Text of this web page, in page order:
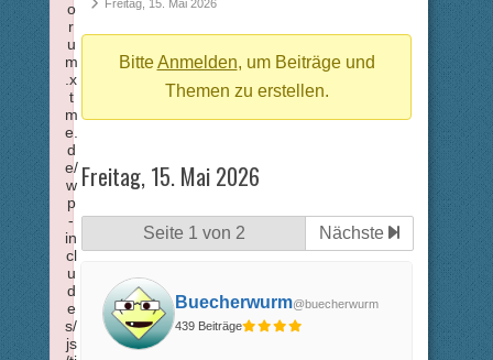
hier:
Freitag, 15. Mai 2026
BitteAnmelden, um Beiträge und
Themen zu erstellen.
Freitag, 15. Mai 2026
Seite 1 von 2 Nächste
Buecherwurm@buecherwurm
439 Beiträge
o
r
u
m
.x
t
m
e.
d
e/
w
p
-
in
cl
u
d
e
s/
js